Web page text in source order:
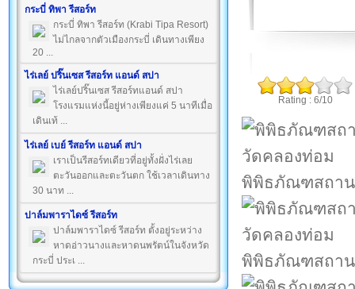
กระบี่ ทิพา รีสอร์ท
กระบี่ ทิพา รีสอร์ท (Krabi Tipa Resort)
ไม่ไกลจากตัวเมืองกระบี่ เดินทางเพียง
20 ...
ไร่เลย์ ปริ๊นเซส รีสอร์ท แอนด์ สปา
ไร่เลย์ปริ๊นเซส รีสอร์ทแอนด์ สปา
โรงแรมแห่งนี้อยู่ห่างเพียงแค่ 5 นาทีเมื่อ
เดินเท้ ...
ไร่เลย์ เบย์ รีสอร์ท แอนด์ สปา
เราเป็นรีสอร์ทเดียวที่อยู่ทั้งฝั่งไร่เลย
ตะวันออกและตะวันตก ใช้เวลาเดินทาง
30 นาท ...
ปาล์มพาราไดซ์ รีสอร์ท
ปาล์มพาราไดซ์ รีสอร์ท ตั้งอยู่ระหว่าง
หาดอ่าวนางและหาดนพรัตน์ในจังหวัด
กระบี่ ประเ ...
Rating : 6/10
พิพิธภัณฑสถา
พิพิธภัณฑสถา